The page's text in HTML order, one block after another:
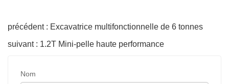
précédent : Excavatrice multifonctionnelle de 6 tonnes
suivant : 1.2T Mini-pelle haute performance
Nom